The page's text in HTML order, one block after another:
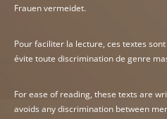
Frauen vermeidet.
Pour faciliter la lecture, ces textes
évite toute discrimination de genre
For ease of reading, these texts are
avoids any discrimination between